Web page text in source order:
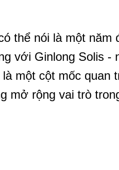
thể nói là một năm
với Ginlong Solis -
một cột mốc quan
mở rộng vai trò